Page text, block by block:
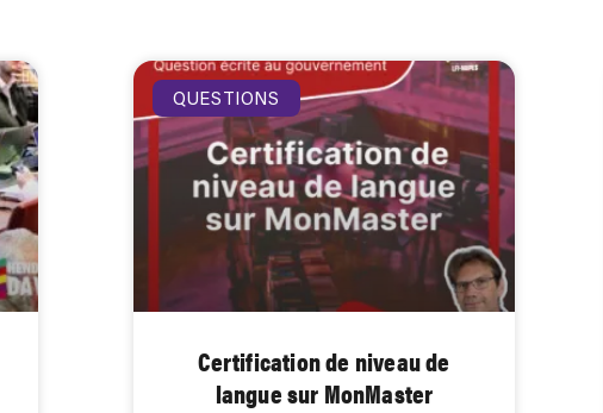
QUESTIONS
Certification de niveau de
langue sur MonMaster